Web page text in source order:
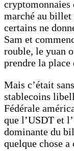
cryptomonnaies
marché au billet
certains ne
Sam et
rouble, le yuan
prendre la
Mais c’était
stablecoins
Fédérale
que l’USDT et
dominante du
quelque chose a